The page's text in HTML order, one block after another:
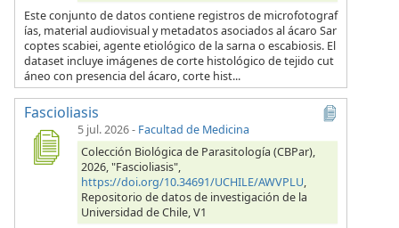
Este conjunto de datos contiene registros de microfotograf
ías, material audiovisual y metadatos asociados al ácaro Sar
coptes scabiei, agente etiológico de la sarna o escabiosis. El
dataset incluye imágenes de corte histológico de tejido cut
áneo con presencia del ácaro, corte hist...
Fascioliasis
5 jul. 2026- Facultad de Medicina
Colección Biológica de Parasitología (CBPar),
2026, "Fascioliasis",
https://doi.org/10.34691/UCHILE/AWVPLU,
Repositorio de datos de investigación de la
Universidad de Chile, V1